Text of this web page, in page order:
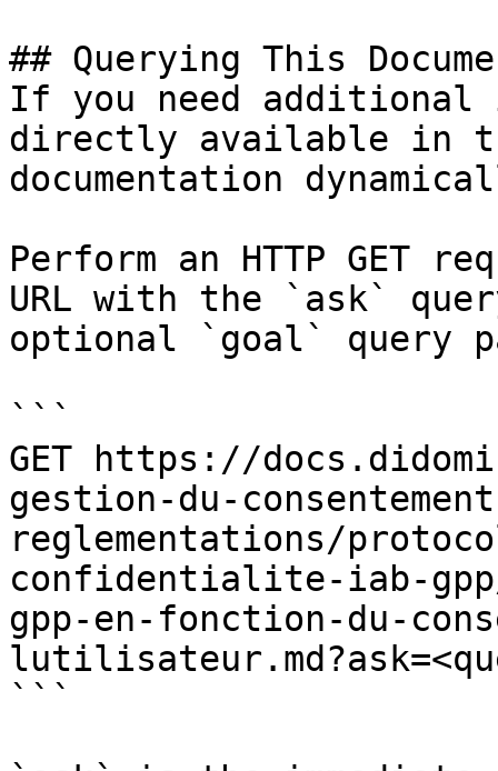
## Querying This
If you need
directly available in
documentation
Perform an HTTP GET
URL with the `ask`
optional `goal` query
```
GET https://
gestion-du-
reglementations/
confidentialite-iab-
gpp-en-fonction-du-
```